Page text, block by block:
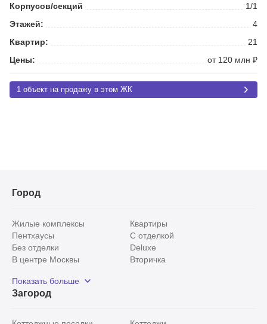
Корпусов/секций
1/1
Этажей:
4
Квартир:
21
Цены:
от 120 млн ₽
1 объект на продажу в этом ЖК
Город
Жилые комплексы
Квартиры
Пентхаусы
С отделкой
Без отделки
Deluxe
В центре Москвы
Вторичка
Рядом с парком
С панорамными окнами
Показать больше
Загород